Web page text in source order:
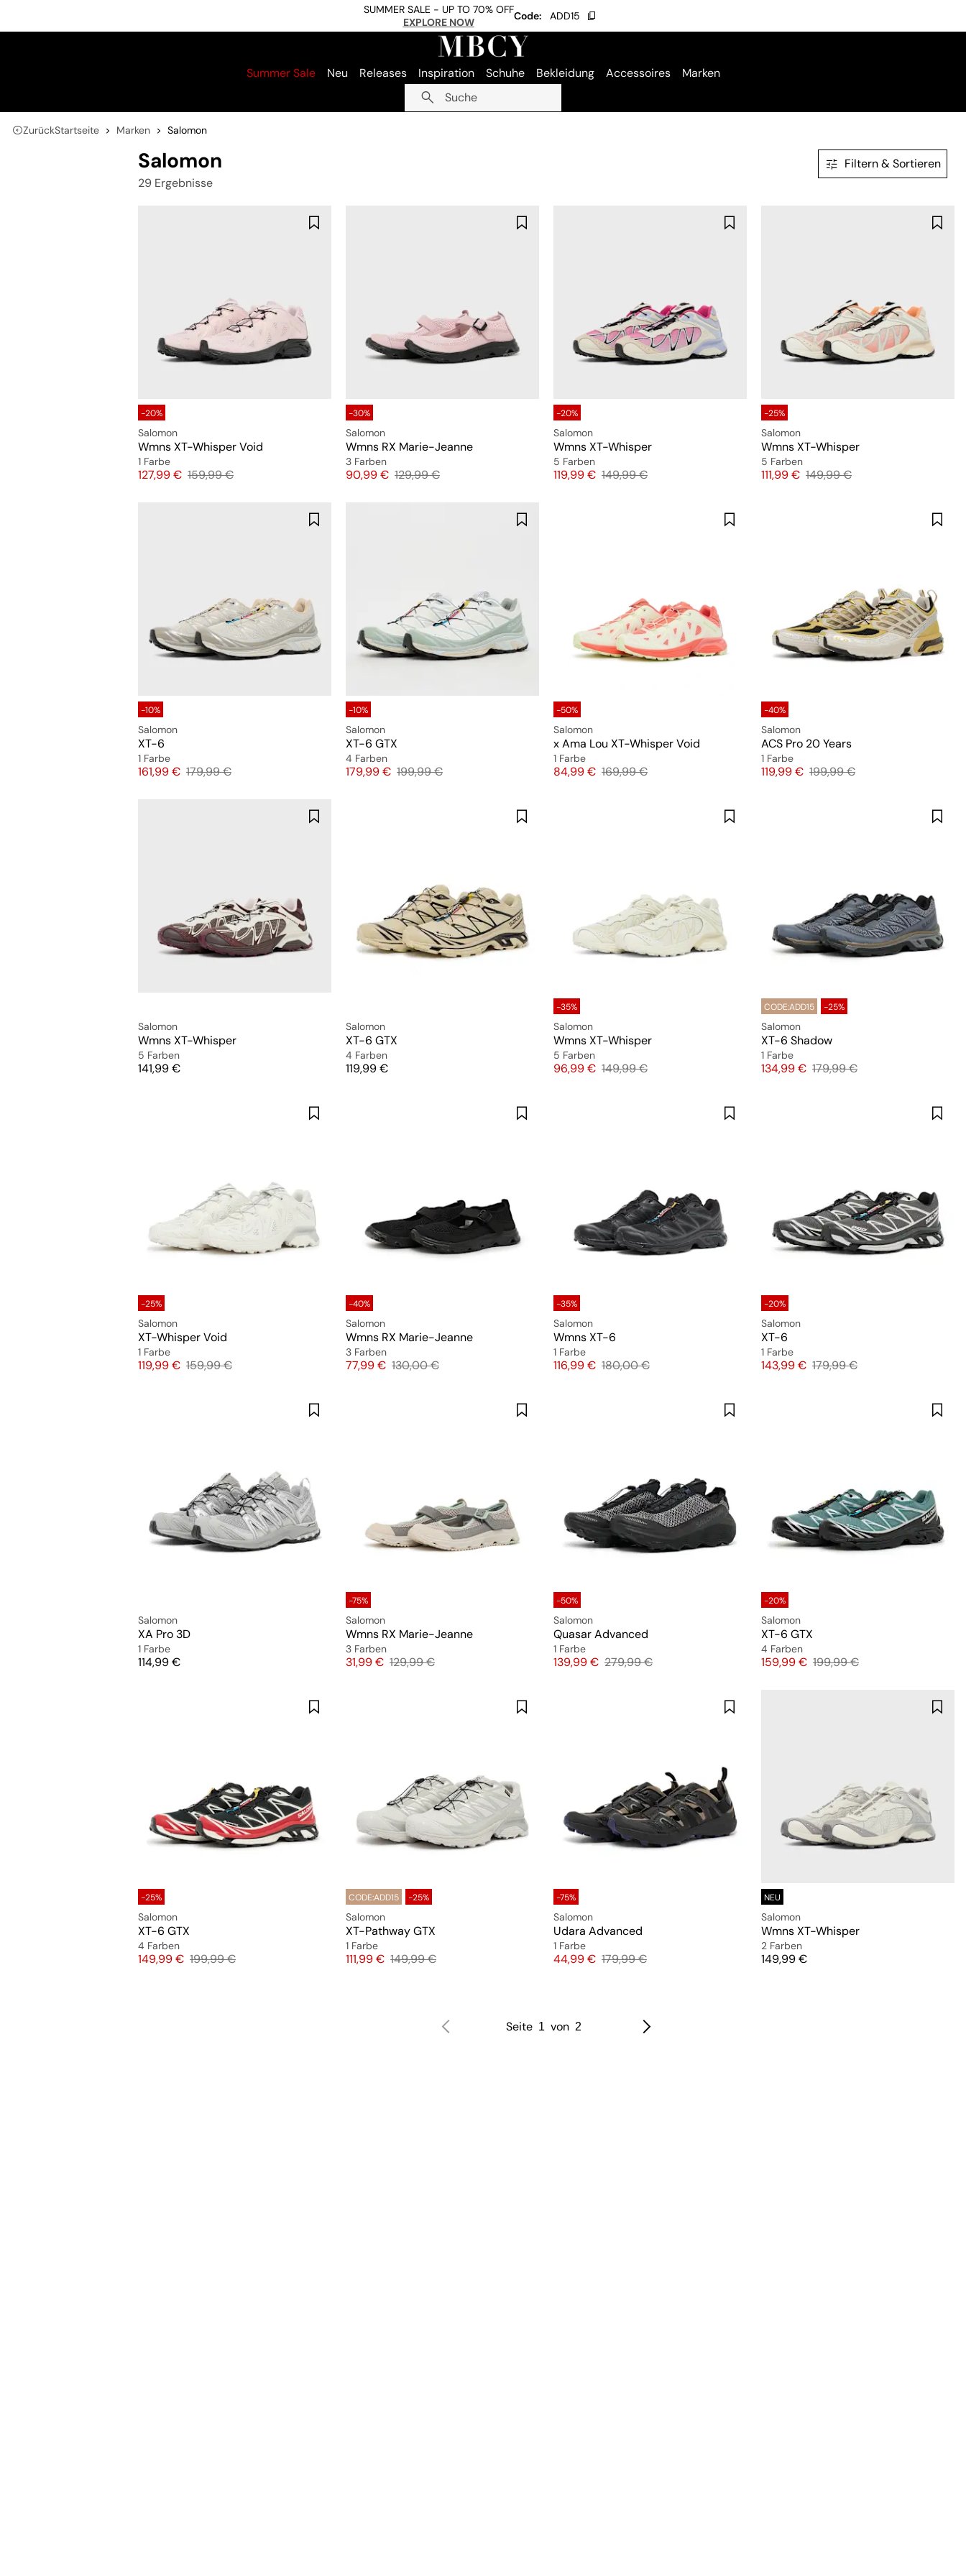
SUMMER SALE - UP TO 70% OFF
EXPLORE NOW
Code: ADD15
Summer Sale Neu Releases Inspiration Schuhe Bekleidung Accessoires
Marken
Suche
ZurückStartseite Marken Salomon
Salomon
29 Ergebnisse
Filtern & Sortieren
-20%
Salomon
Wmns XT-Whisper Void
1 Farbe
Preis
127,99 € Originalpreis
159,99 €
-30%
Salomon
Wmns RX Marie-Jeanne
3 Farben
Preis
90,99 € Originalpreis
129,99 €
-20%
Salomon
Wmns XT-Whisper
5 Farben
Preis
119,99 € Originalpreis
149,99 €
-25%
Salomon
Wmns XT-Whisper
5 Farben
Preis
111,99 € Originalpreis
149,99 €
-10%
Salomon
XT-6
1 Farbe
Preis
161,99 € Originalpreis
179,99 €
-10%
Salomon
XT-6 GTX
4 Farben
Preis
179,99 € Originalpreis
199,99 €
-50%
Salomon
x Ama Lou XT-Whisper Void
1 Farbe
Preis
84,99 € Originalpreis
169,99 €
-40%
Salomon
ACS Pro 20 Years
1 Farbe
Preis
119,99 € Originalpreis
199,99 €
Salomon
Wmns XT-Whisper
5 Farben
Preis
141,99 €
Salomon
XT-6 GTX
4 Farben
Preis
119,99 €
-35%
Salomon
Wmns XT-Whisper
5 Farben
Preis
96,99 € Originalpreis
149,99 €
CODE:ADD15 -25%
Salomon
XT-6 Shadow
1 Farbe
Preis
134,99 € Originalpreis
179,99 €
-25%
Salomon
XT-Whisper Void
1 Farbe
Preis
119,99 € Originalpreis
159,99 €
-40%
Salomon
Wmns RX Marie-Jeanne
3 Farben
Preis
77,99 € Originalpreis
130,00 €
-35%
Salomon
Wmns XT-6
1 Farbe
Preis
116,99 € Originalpreis
180,00 €
-20%
Salomon
XT-6
1 Farbe
Preis
143,99 € Originalpreis
179,99 €
Salomon
XA Pro 3D
1 Farbe
Preis
114,99 €
-75%
Salomon
Wmns RX Marie-Jeanne
3 Farben
Preis
31,99 € Originalpreis
129,99 €
-50%
Salomon
Quasar Advanced
1 Farbe
Preis
139,99 € Originalpreis
279,99 €
-20%
Salomon
XT-6 GTX
4 Farben
Preis
159,99 € Originalpreis
199,99 €
-25%
Salomon
XT-6 GTX
4 Farben
Preis
149,99 € Originalpreis
199,99 €
CODE:ADD15 -25%
Salomon
XT-Pathway GTX
1 Farbe
Preis
111,99 € Originalpreis
149,99 €
-75%
Salomon
Udara Advanced
1 Farbe
Preis
44,99 € Originalpreis
179,99 €
NEU
Salomon
Wmns XT-Whisper
2 Farben
Preis
149,99 €
Seite 1 von 2